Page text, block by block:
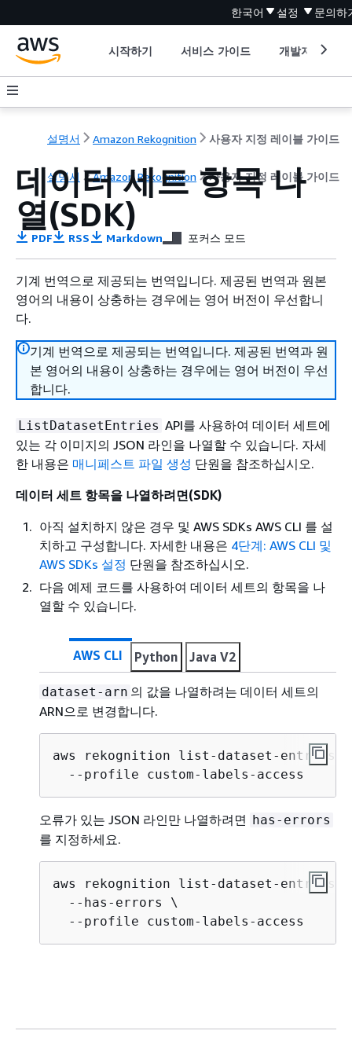
한국어 설정 문의하
시작하기 서비스 가이드 개발자 도구
설명서 Amazon Rekognition 사용자 지정 레이블 가이드
설명서 Amazon Rekognition 사용자 지정 레이블 가이드
데이터 세트 항목 나
열(SDK)
PDF RSS Markdown 포커스 모드
기계 번역으로 제공되는 번역입니다. 제공된 번역과 원본
영어의 내용이 상충하는 경우에는 영어 버전이 우선합니
다.
기계 번역으로 제공되는 번역입니다. 제공된 번역과 원
본 영어의 내용이 상충하는 경우에는 영어 버전이 우선
합니다.
ListDatasetEntries API를 사용하여 데이터 세트에
있는 각 이미지의 JSON 라인을 나열할 수 있습니다. 자세
한 내용은 매니페스트 파일 생성 단원을 참조하십시오.
데이터 세트 항목을 나열하려면(SDK)
아직 설치하지 않은 경우 및 AWS SDKs AWS CLI 를 설
치하고 구성합니다. 자세한 내용은 4단계: AWS CLI 및
AWS SDKs 설정 단원을 참조하십시오.
다음 예제 코드를 사용하여 데이터 세트의 항목을 나
열할 수 있습니다.
AWS CLI Python Java V2
dataset-arn 의 값을 나열하려는 데이터 세트의
ARN으로 변경합니다.
aws rekognition list-dataset-entries
  --profile custom-labels-access
오류가 있는 JSON 라인만 나열하려면 has-errors
를 지정하세요.
aws rekognition list-dataset-entries
  --has-errors \
  --profile custom-labels-access